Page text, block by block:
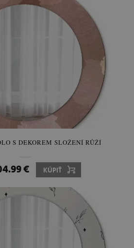
S DEKOREM SLOŽENÍ RŮŽÍ
€ KÚPIŤ